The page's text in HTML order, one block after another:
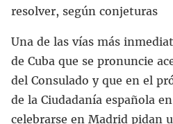
resolver, según conjeturas
Una de las vías más
de Cuba que se pronuncie
del Consulado y que en el
de la Ciudadanía española
celebrarse en Madrid pidan